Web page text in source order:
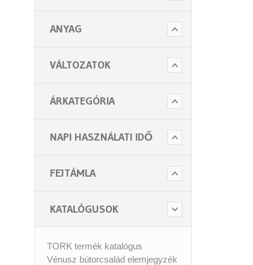
ANYAG
VÁLTOZATOK
ÁRKATEGÓRIA
NAPI HASZNÁLATI IDŐ
FEJTÁMLA
KATALÓGUSOK
TORK termék katalógus
Vénusz bútorcsalád elemjegyzék